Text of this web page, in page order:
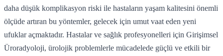
daha düşük komplikasyon riski ile hastaların yaşam kalitesini önemli
ölçüde artıran bu yöntemler, gelecek için umut vaat eden yeni
ufuklar açmaktadır. Hastalar ve sağlık profesyonelleri için Girişimsel
Üroradyoloji, ürolojik problemlerle mücadelede güçlü ve etkili bir